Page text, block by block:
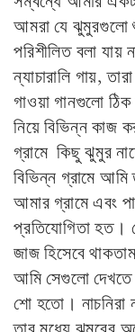
আমরা যে ঝুমুরগুলো
পরিশীলিত বলা যায়
ন্যাচারালি গায়,
গাওয়া গানগুলো
নিয়ে বিভিন্ন কাজ
গ্রামে কিছু ঝুমুর
বিভিন্ন গ্রামে
আমার গ্রামে এবং
প্রতিযোগিতা হত।
জাজ হিসেবে
আমি সেগুলো দেখতে
শো হতো। নাচনিরা